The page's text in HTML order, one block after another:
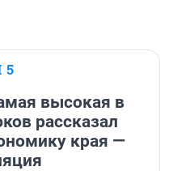
5
высокая в
рассказал
края —